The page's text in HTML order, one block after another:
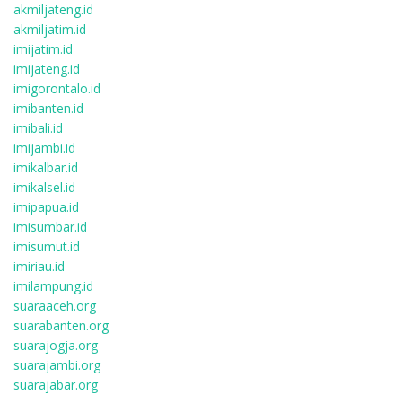
akmiljateng.id
akmiljatim.id
imijatim.id
imijateng.id
imigorontalo.id
imibanten.id
imibali.id
imijambi.id
imikalbar.id
imikalsel.id
imipapua.id
imisumbar.id
imisumut.id
imiriau.id
imilampung.id
suaraaceh.org
suarabanten.org
suarajogja.org
suarajambi.org
suarajabar.org